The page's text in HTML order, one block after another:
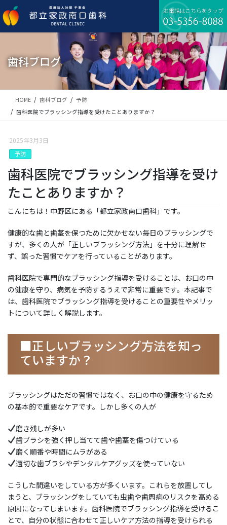
ン
テ
ビ
ゲ
移
歯科ブログ
HOME 歯科ブログ
予防
歯科医院でブラッシング指導を受けたことありますか？
2025年3月3日
予防
歯科医院でブラッシング指導を受け
たことありますか？
こんにちは！中野区にある「都立家政南口歯科」です。
健康的な歯と歯茎を保つために欠かせない毎日のブラッシングで
すが、多くの人が「正しいブラッシング方法」を十分に理解せ
ず、誤った習慣でケアを行っていることがあります。
歯科医院で専門的なブラッシング指導を受けることは、お口の中
の健康を守り、病気を予防するうえで非常に重要です。本記事で
は、歯科医院でブラッシング指導を受けることの重要性やメリッ
トについて詳しく解説します。
■正しいブラッシング方法を知っ
ていますか？
ブラッシングはただの習慣ではなく、お口の中の健康を守るため
の基本的で重要なケアです。しかし多くの人が
磨き残しが多い
歯ブラシを強く押し当てて歯や歯茎を傷つけている
磨く順番や時間にムラがある
適切な歯ブラシやデンタルケアグッズを使っていない
こうした間違いをしている方が多くいます。これらを放置してし
まうと、ブラッシングをしていても虫歯や歯周病のリスクを高める
原因になってしまいます。歯科医院でブラッシング指導を受けるこ
とで、自分の状態に合わせて正しいケア方法の指導を受けられる